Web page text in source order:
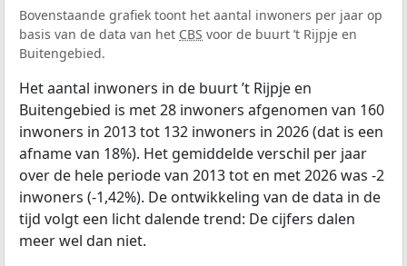
Bovenstaande grafiek toont het aantal inwoners per jaar op
basis van de data van het CBS voor de buurt ’t Rijpje en
Buitengebied.
Het aantal inwoners in de buurt ’t Rijpje en
Buitengebied is met 28 inwoners afgenomen van 160
inwoners in 2013 tot 132 inwoners in 2026 (dat is een
afname van 18%). Het gemiddelde verschil per jaar
over de hele periode van 2013 tot en met 2026 was -2
inwoners (-1,42%). De ontwikkeling van de data in de
tijd volgt een licht dalende trend: De cijfers dalen
meer wel dan niet.